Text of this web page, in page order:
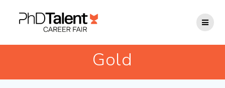
Gold